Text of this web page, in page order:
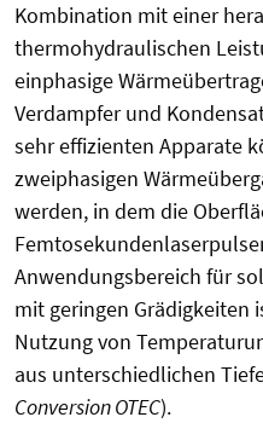
Kombination mit einer
thermohydraulischen
einphasige
Verdampfer und
sehr effizienten Apparate
zweiphasigen
werden, in dem die
Anwendungsbereich für
mit geringen Grädigkeiten
Nutzung von
aus unterschiedlichen
Conversion OTEC).